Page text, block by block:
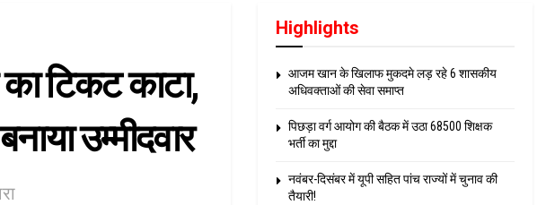
का टिकट काटा,
उम्मीदवार
Highlights
आजम खान के खिलाफ मुकदमे लड़ रहे 6 शासकीय
अधिवक्ताओं की सेवा समाप्त
पिछड़ा वर्ग आयोग की बैठक में उठा 68500 शिक्षक
भर्ती का मुद्दा
नवंबर-दिसंबर में यूपी सहित पांच राज्यों में चुनाव की
तैयारी!